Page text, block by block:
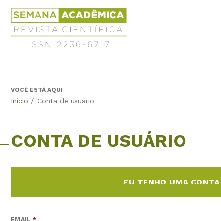
Jump
navigation
Revista
Científica
Semana
Acadêmica
6717
BackVOCÊ ESTÁ AQUI
Início / Conta de usuário
CONTA DE USUÁRIO
EU TENHO UMA CONTA
EMAIL *